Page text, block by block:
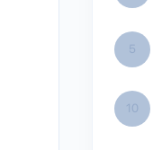
5
10